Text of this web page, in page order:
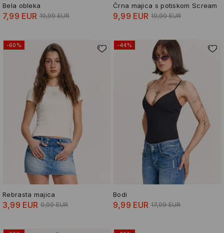
Bela obleka
7,99 EUR 19,99 EUR
Črna majica s potiskom Scream
9,99 EUR 19,99 EUR
-60%
Rebrasta majica
3,99 EUR 9,99 EUR
-44%
Bodi
9,99 EUR 17,99 EUR